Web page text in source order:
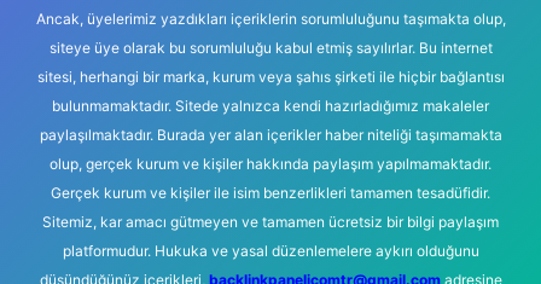
Ancak, üyelerimiz yazdıkları içeriklerin sorumluluğunu taşımakta olup,
siteye üye olarak bu sorumluluğu kabul etmiş sayılırlar. Bu internet
sitesi, herhangi bir marka, kurum veya şahıs şirketi ile hiçbir bağlantısı
bulunmamaktadır. Sitede yalnızca kendi hazırladığımız makaleler
paylaşılmaktadır. Burada yer alan içerikler haber niteliği taşımamakta
olup, gerçek kurum ve kişiler hakkında paylaşım yapılmamaktadır.
Gerçek kurum ve kişiler ile isim benzerlikleri tamamen tesadüfidir.
Sitemiz, kar amacı gütmeyen ve tamamen ücretsiz bir bilgi paylaşım
platformudur. Hukuka ve yasal düzenlemelere aykırı olduğunu
düşündüğünüz içerikleri, backlinkpanelicomtr@gmail.comadresine